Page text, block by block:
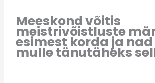
Meeskond võitis
meistrivõistluste
esimest korda ja
mulle tänutäheks